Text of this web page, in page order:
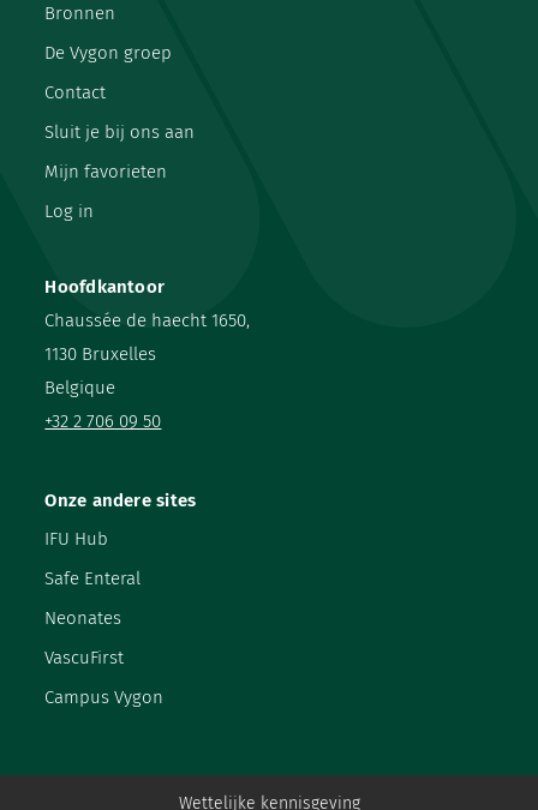
Hoofdkantoor
Chaussée de haecht 1650,
1130 Bruxelles
Belgique
+32 2 706 09 50
Bronnen
De Vygon groep
Contact
Sluit je bij ons aan
Mijn favorieten
Log in
Onze andere sites
IFU Hub
Safe Enteral
Neonates
VascuFirst
Campus Vygon
Wettelijke kennisgeving